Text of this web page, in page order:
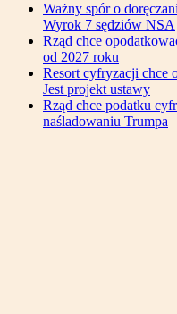
Ważny spór o
Wyrok 7 sędziów NSA
Rząd chce
od 2027 roku
Resort cyfryzacji chce
Jest projekt ustawy
Rząd chce podatku
naśladowaniu Trumpa